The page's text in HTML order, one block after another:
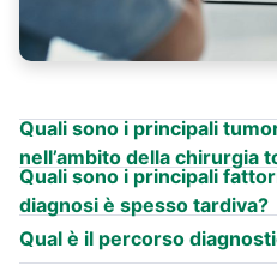
Quali sono i principali
nell’ambito della chirurgia
Quali sono i principali
diagnosi è spesso tardiva?
Qual è il percorso